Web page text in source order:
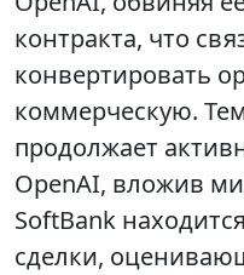
контракта, что
конвертировать
коммерческую.
продолжает
OpenAI, вложив
SoftBank
сделки,